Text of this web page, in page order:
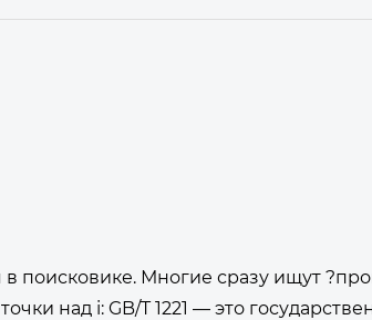
поисковике. Многие сразу ищут
над i: GB/T 1221 — это